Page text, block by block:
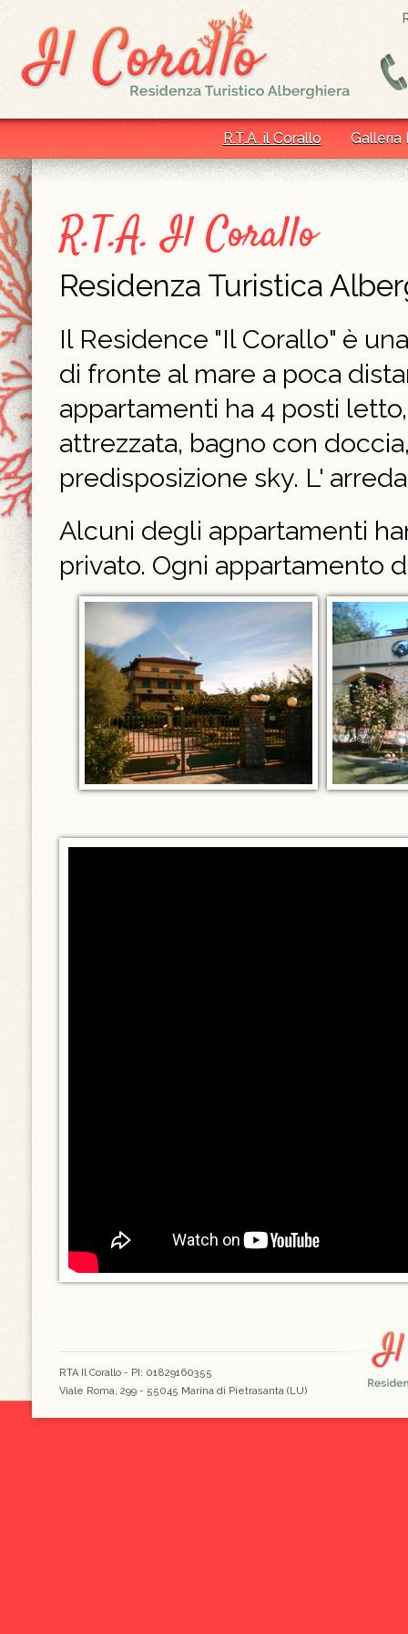
R.T.A. il Corallo Galleria
R.T.A. Il Corallo
Residenza Turistica
Il Residence "Il Corallo" è
di fronte al mare a poca
appartamenti ha 4 posti
attrezzata, bagno con
predisposizione sky. L'
Alcuni degli appartamenti
privato. Ogni appartamento
RTA Il Corallo - PI: 01829160355
Viale Roma, 299 - 55045 Marina di Pietrasanta (LU)